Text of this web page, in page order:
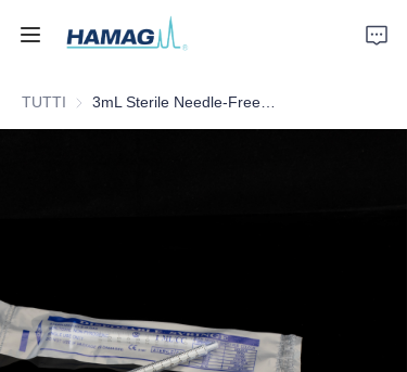
TUTTI
Home